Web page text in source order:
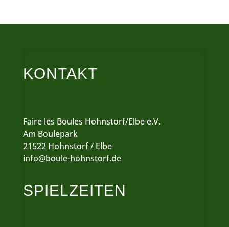
KONTAKT
Faire les Boules Hohnstorf/Elbe e.V.
Am Boulepark
21522 Hohnstorf / Elbe
info@boule-hohnstorf.de
SPIELZEITEN